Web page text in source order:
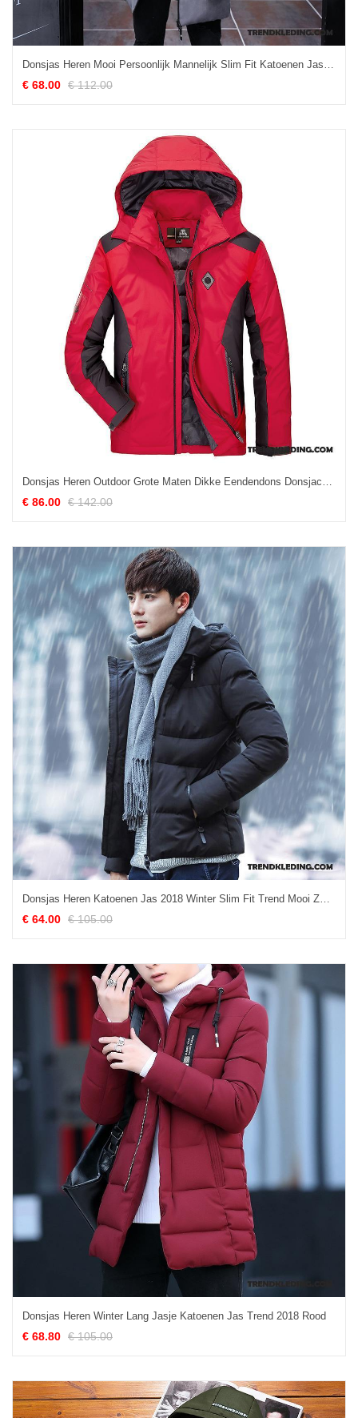
Donsjas Heren Mooi Persoonlijk Mannelijk Slim Fit Katoenen Jas Lang Grijs
€ 68.00 € 112.00
Donsjas Heren Outdoor Grote Maten Dikke Eendendons Donsjack Warme Rood Wit
€ 86.00 € 142.00
Donsjas Heren Katoenen Jas 2018 Winter Slim Fit Trend Mooi Zwart
€ 64.00 € 105.00
Donsjas Heren Winter Lang Jasje Katoenen Jas Trend 2018 Rood
€ 68.80 € 105.00